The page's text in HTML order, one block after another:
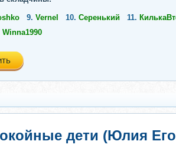
9. Vernel 10. Серенький 11.
Winna1990
дети (Юлия